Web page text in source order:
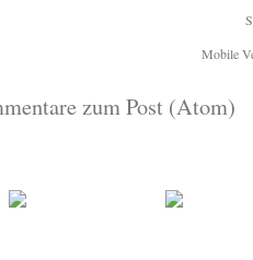
Mobile
zum Post (Atom)